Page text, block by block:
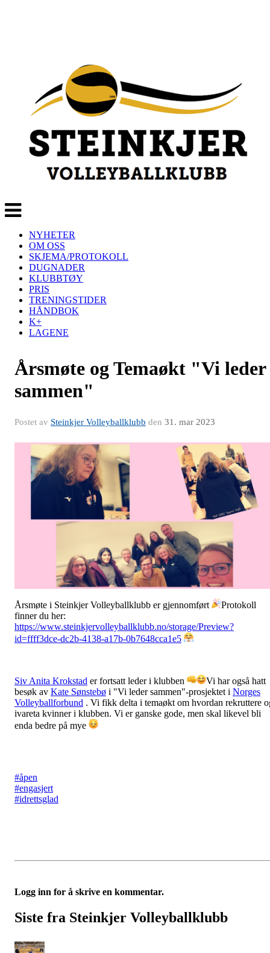
Veksle
navigasjon
NYHETER
OM OSS
SKJEMA/PROTOKOLL
DUGNADER
KLUBBTØY
PRIS
TRENINGSTIDER
HÅNDBOK
K+
LAGENE
Årsmøte og Temaøkt "Vi leder
sammen"
Postet av Steinkjer Volleyballklubb den 31. mar 2023
Årsmøte i Steinkjer Volleyballklubb er gjennomført
Protokoll
finner du her:
https://www.steinkjervolleyballklubb.no/storage/Preview?
id=ffff3dce-dc2b-4138-a17b-0b7648cca1e5
Siv Anita Krokstad er fortsatt leder i klubben
Vi har også hatt
besøk av Kate Sønstebø i "Vi leder sammen"-prosjektet i Norges
Volleyballforbund . Vi fikk delta i temaøkt om hvordan rekruttere
ivareta kvinner i klubben. Vi er ganske gode, men skal likevel bli
enda bedre på mye
#åpen
#engasjert
#idrettsglad
Logg inn for å skrive en kommentar.
Siste fra Steinkjer Volleyballklubb